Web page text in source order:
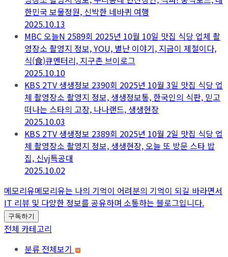
한민국 보물정원, 신박한 네바퀴 여행
2025.10.13
MBC 오늘N 2589회 2025년 10월 10일 맛집 식당 업체 촬
영장소 촬영지 정보, YOU, 별난 이야기, 지금이 제철이다,
식(食)큐멘터리, 지구촌 브이로그
2025.10.10
KBS 2TV 생생정보 2390회 2025년 10월 3일 맛집 식당 업
체 촬영장소 촬영지 정보, 생생정보통, 한국인의 식판, 믿고
떠나는 스타의 고장, 나나랜드, 생생현장
2025.10.03
KBS 2TV 생생정보 2389회 2025년 10월 2일 맛집 식당 업
체 촬영장소 촬영지 정보, 생생현장, 오늘 또 방문 스타 밥
집, 신vj특공대
2025.10.02
메모리유메모리유는 나의 기억이 어려분의 기억이 되길 바라면서
IT 리뷰 및 다양한 정보를 공유하며 소통하는 블로그입니다.
구독하기
전체 카테고리
분류 전체보기